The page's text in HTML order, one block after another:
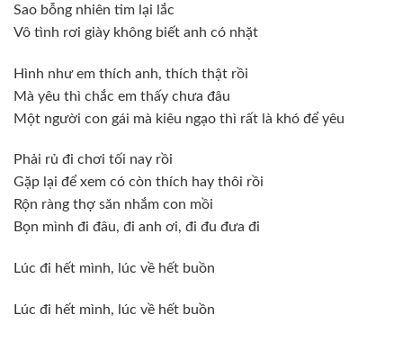
Sao bỗng nhiên tim lại lắc
Vô tình rơi giày không biết anh có nhặt
Hình như em thích anh, thích thật rồi
Mà yêu thì chắc em thấy chưa đâu
Một người con gái mà kiêu ngạo thì rất là khó để yêu
Phải rủ đi chơi tối nay rồi
Gặp lại để xem có còn thích hay thôi rồi
Rộn ràng thợ săn nhắm con mồi
Bọn mình đi đâu, đi anh ơi, đi đu đưa đi
Lúc đi hết mình, lúc về hết buồn
Lúc đi hết mình, lúc về hết buồn